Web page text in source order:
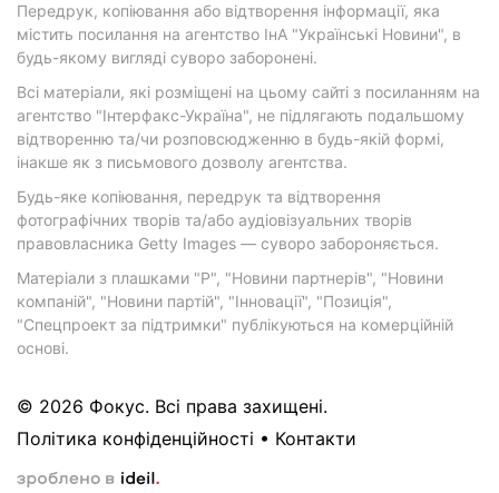
Передрук, копіювання або відтворення інформації, яка
містить посилання на агентство ІнА "Українські Новини", в
будь-якому вигляді суворо заборонені.
Всі матеріали, які розміщені на цьому сайті з посиланням на
агентство "Інтерфакс-Україна", не підлягають подальшому
відтворенню та/чи розповсюдженню в будь-якій формі,
інакше як з письмового дозволу агентства.
Будь-яке копіювання, передрук та відтворення
фотографічних творів та/або аудіовізуальних творів
правовласника Getty Images — суворо забороняється.
Матеріали з плашками "Р", "Новини партнерів", "Новини
компаній", "Новини партій", "Інновації", "Позиція",
"Спецпроект за підтримки" публікуються на комерційній
основі.
© 2026 Фокус. Всі права захищені.
Політика конфіденційності • Контакти